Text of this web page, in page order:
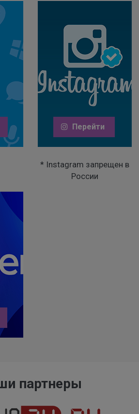
Перейти
* Instagram запрещен в
России
партнеры